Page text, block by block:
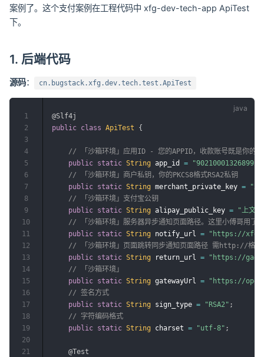
案例了。这个支付案例在工程代码中 xfg-dev-tech-app ApiTest
下。
1. 后端代码
源码： cn.bugstack.xfg.dev.tech.test.ApiTest
@Slf4j
public class ApiTest {
// 「沙箱环境」应用ID - 您的APPID，收款账号既是你
public static String app_id =
// 「沙箱环境」商户私钥，你的PKCS8格式RSA2私钥
public static String merchant_private_key =
"上
// 「沙箱环境」支付宝公钥
public static String alipay_public_key =
"上文
// 「沙箱环境」服务器异步通知页面路径。这里小傅哥用
public static String notify_url =
"https://
// 「沙箱环境」页面跳转同步通知页面路径 需http://格式
public static String return_url =
"https://
// 「沙箱环境」
public static String gatewayUrl =
"https://
// 签名方式
public static String sign_type = "RSA2" ;
// 字符编码格式
public static String charset = "utf-8" ;
@Test
1
2
3
4
5
6
7
8
9
10
11
12
13
14
15
16
17
18
19
20
21